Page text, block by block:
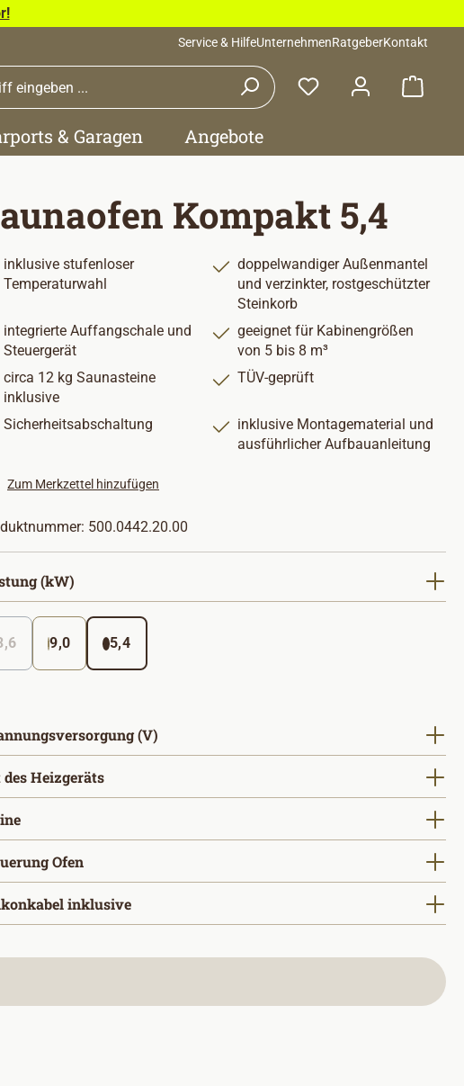
Service & HilfeUnternehmenRatgeberKontakt
& Garagen Angebote
Kompakt 5,4
inklusive stufenloser
Temperaturwahl
doppelwandiger Außenmantel
und verzinkter, rostgeschützter
Steinkorb
integrierte Auffangschale und
Steuergerät
geeignet für Kabinengrößen
von 5 bis 8 m³
circa 12 kg Saunasteine
inklusive
TÜV-geprüft
Sicherheitsabschaltung
inklusive Montagematerial und
ausführlicher Aufbauanleitung
Zum Merkzettel hinzufügen
500.0442.20.00
(kW)
9,0 5,4
(V)
Heizgerätsauswählen
auswählen
Ofen
inklusiveauswählen